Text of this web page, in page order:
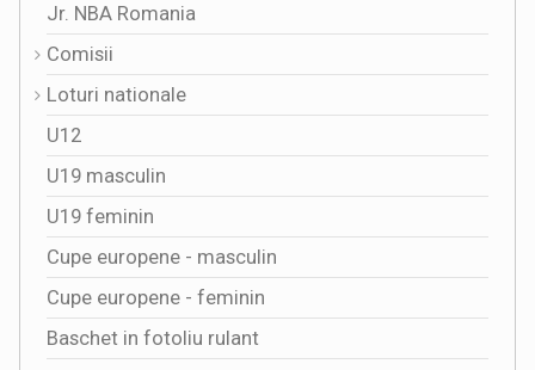
Jr. NBA Romania
Comisii
Loturi nationale
U12
U19 masculin
U19 feminin
Cupe europene - masculin
Cupe europene - feminin
Baschet in fotoliu rulant